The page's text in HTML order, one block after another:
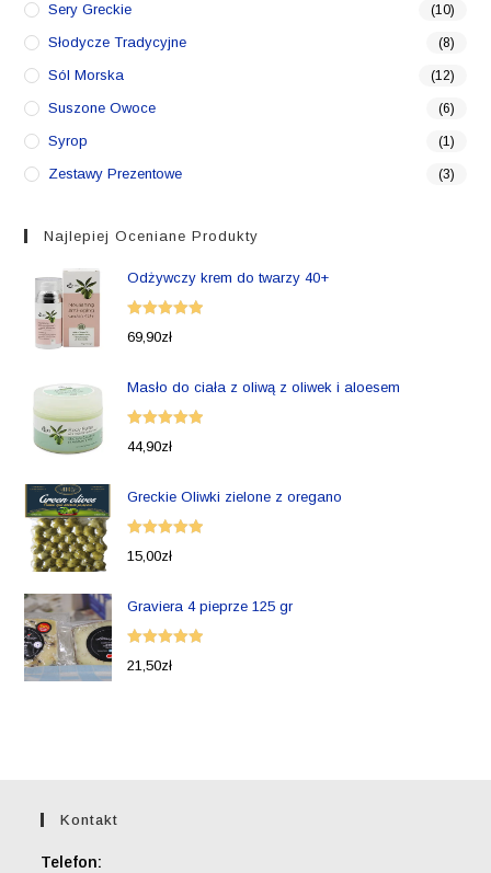
Sery Greckie (10)
Słodycze Tradycyjne (8)
Sól Morska (12)
Suszone Owoce (6)
Syrop (1)
Zestawy Prezentowe (3)
Najlepiej Oceniane Produkty
Odżywczy krem do twarzy 40+
Oceniono
69,90zł
Masło do ciała z oliwą z oliwek i aloesem
Oceniono
44,90zł
Greckie Oliwki zielone z oregano
Oceniono
15,00zł
Graviera 4 pieprze 125 gr
Oceniono
21,50zł
Kontakt
Telefon: